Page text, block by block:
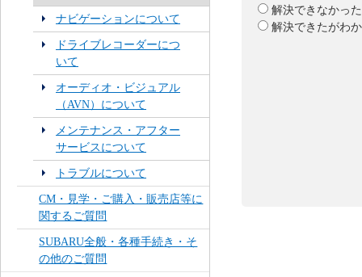
ナビゲーションについて
ドライブレコーダーにつ
いて
オーディオ・ビジュアル
（AVN）について
メンテナンス・アフター
サービスについて
トラブルについて
CM・見学・ご購入・販売店等に
関するご質問
SUBARU全般・各種手続き・そ
の他のご質問
解決できなかった
解決できたがわ